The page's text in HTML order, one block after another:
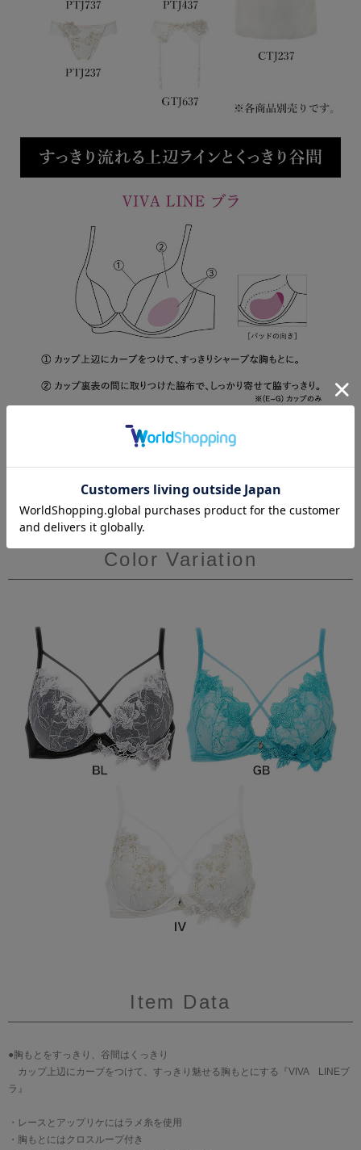
Color Variation
Item Data
●胸もとをすっきり、谷間はくっきり
カップ上辺にカーブをつけて、すっきり魅せる胸もとにする『VIVA LINEブ
ラ』
・レースとアップリケにはラメ糸を使用
・胸もとにはクロスループ付き